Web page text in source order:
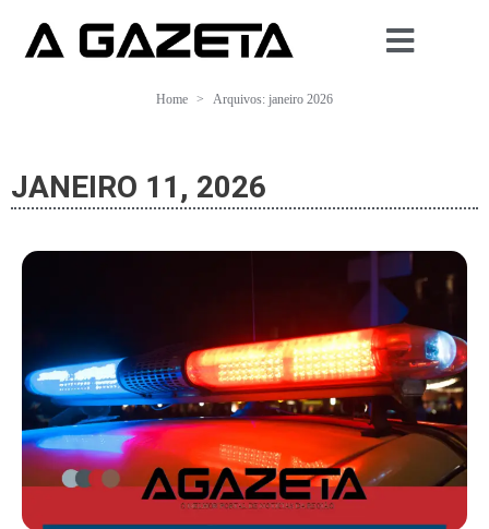
Home Arquivos: janeiro 2026
JANEIRO 11, 2026